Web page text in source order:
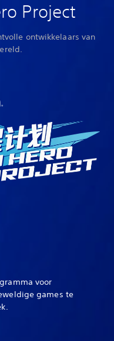
Project
ontwikkelaars van
voor
games te